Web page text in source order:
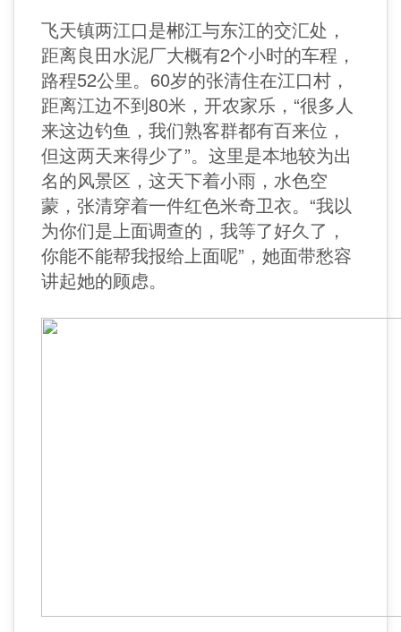
飞天镇两江口是郴江与东江的交汇处，
距离良田水泥厂大概有2个小时的车程，
路程52公里。60岁的张清住在江口村，
距离江边不到80米，开农家乐，“很多人
来这边钓鱼，我们熟客群都有百来位，
但这两天来得少了”。这里是本地较为出
名的风景区，这天下着小雨，水色空
蒙，张清穿着一件红色米奇卫衣。“我以
为你们是上面调查的，我等了好久了，
你能不能帮我报给上面呢”，她面带愁容
讲起她的顾虑。